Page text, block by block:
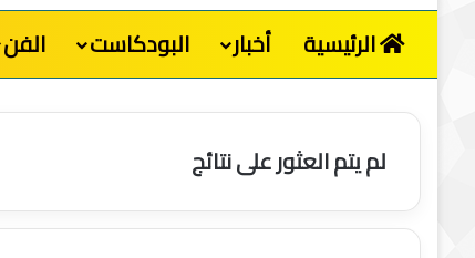
الرئيسية أخبار البودكاست الفن
لم يتم العثور على نتائج